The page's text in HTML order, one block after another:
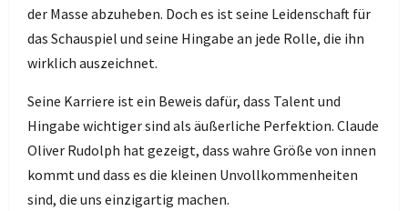
der Masse abzuheben. Doch es ist seine Leidenschaft für
das Schauspiel und seine Hingabe an jede Rolle, die ihn
wirklich auszeichnet.
Seine Karriere ist ein Beweis dafür, dass Talent und
Hingabe wichtiger sind als äußerliche Perfektion. Claude
Oliver Rudolph hat gezeigt, dass wahre Größe von innen
kommt und dass es die kleinen Unvollkommenheiten
sind, die uns einzigartig machen.